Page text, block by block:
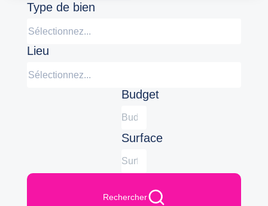
Type de bien
Sélectionnez...
Lieu
Sélectionnez...
Budget
Surface
Rechercher